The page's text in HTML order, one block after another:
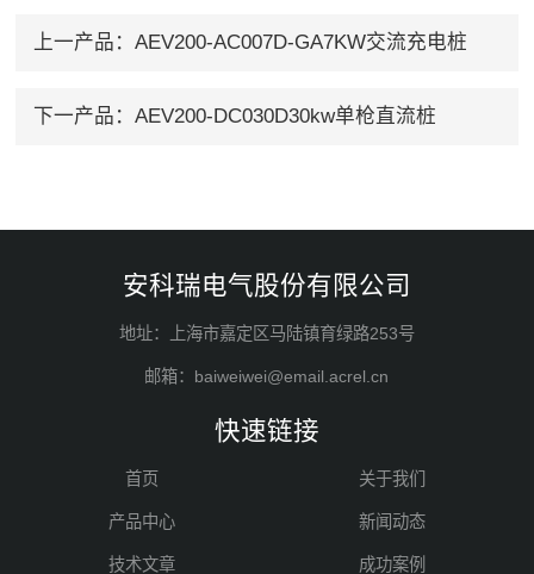
上一产品： AEV200-AC007D-GA7KW交流充电桩
下一产品： AEV200-DC030D30kw单枪直流桩
安科瑞电气股份有限公司
地址：上海市嘉定区马陆镇育绿路253号
邮箱：baiweiwei@email.acrel.cn
快速链接
首页 关于我们
产品中心 新闻动态
技术文章 成功案例